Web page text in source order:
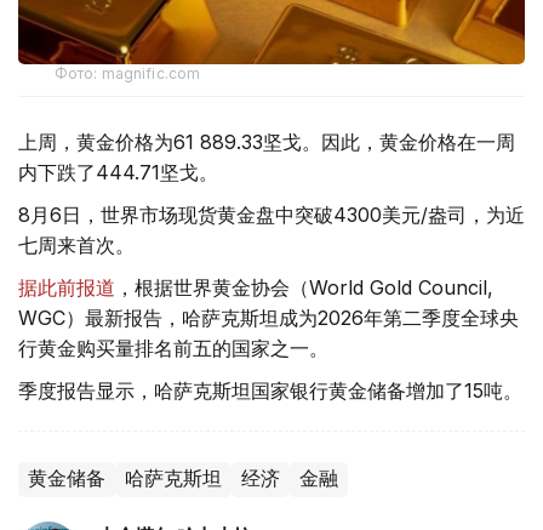
Фото: magnific.com
上周，黄金价格为61 889.33坚戈。因此，黄金价格在一周
内下跌了444.71坚戈。
8月6日，世界市场现货黄金盘中突破4300美元/盎司，为近
七周来首次。
据此前报道 ，根据世界黄金协会（World Gold Council,
WGC）最新报告，哈萨克斯坦成为2026年第二季度全球央
行黄金购买量排名前五的国家之一。
季度报告显示，哈萨克斯坦国家银行黄金储备增加了15吨。
黄金储备 哈萨克斯坦 经济 金融